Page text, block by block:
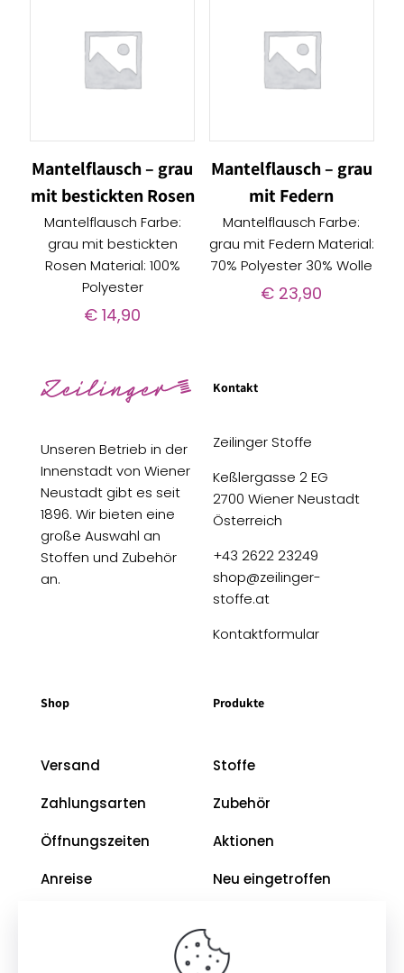
Mantelflausch – grau
mit bestickten Rosen
Mantelflausch Farbe:
grau mit bestickten
Rosen Material: 100%
Polyester
€ 14,90
Mantelflausch – grau
mit Federn
Mantelflausch Farbe:
grau mit Federn Material:
70% Polyester 30% Wolle
€ 23,90
Unseren Betrieb in der
Innenstadt von Wiener
Neustadt gibt es seit
1896. Wir bieten eine
große Auswahl an
Stoffen und Zubehör
an.
Kontakt
Zeilinger Stoffe
Keßlergasse 2 EG
2700 Wiener Neustadt
Österreich
+43 2622 23249
shop@zeilinger-
stoffe.at
Kontaktformular
Shop
Versand
Zahlungsarten
Öffnungszeiten
Anreise
Produkte
Stoffe
Zubehör
Aktionen
Neu eingetroffen